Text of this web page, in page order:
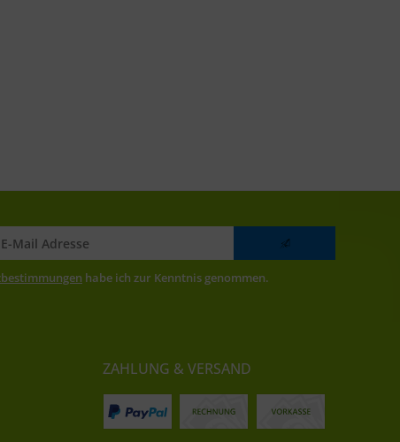
habe ich zur Kenntnis genommen.
ZAHLUNG & VERSAND